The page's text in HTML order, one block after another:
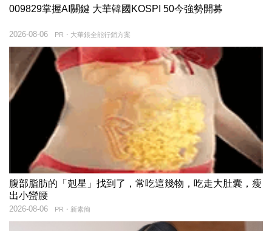
009829掌握AI關鍵 大華韓國KOSPI 50今強勢開募
PR・大華銀全能行銷方案
2026-08-06
腹部脂肪的「剋星」找到了，常吃這幾物，吃走大肚囊，瘦
出小蠻腰
PR・新素簡
2026-08-06